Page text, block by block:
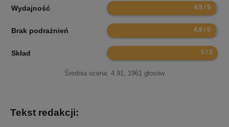
Wydajność 9.8
Brak podrażnień 9.8
Skład 10
Średnia ocena: 4.91, 1961 głosów
Tekst redakcji: